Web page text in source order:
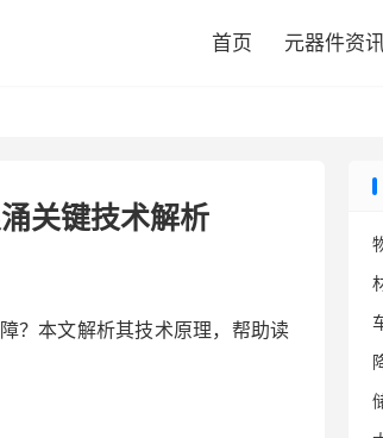
首页 元器件资
关键技术解析
？本文解析其技术原理，帮助读